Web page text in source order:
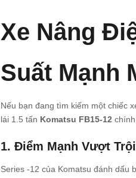
Xe Nâng
Suất Mạnh
Nếu bạn đang tìm kiếm một chiếc
lái 1.5 tấn Komatsu FB15-12
1. Điểm Mạnh Vượt
Series -12 của Komatsu đánh dấu